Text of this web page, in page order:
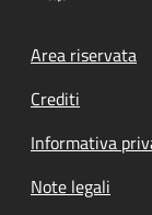
Footer
Area riservata
Crediti
Informativa
Note legali